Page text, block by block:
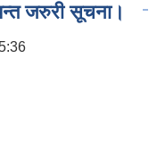
जरुरी सूचना।